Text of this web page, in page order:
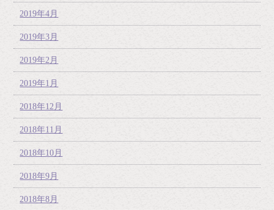
2019年4月
2019年3月
2019年2月
2019年1月
2018年12月
2018年11月
2018年10月
2018年9月
2018年8月